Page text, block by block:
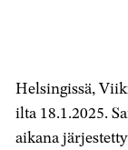
Helsingissä,
ilta 18.1.2025.
aikana